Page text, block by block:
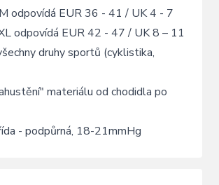
odpovídá EUR 36 - 41 / UK 4 - 7
odpovídá EUR 42 - 47 / UK 8 – 11
druhy sportů (cyklistika,
materiálu od chodidla po
- podpůrná, 18-21mmHg